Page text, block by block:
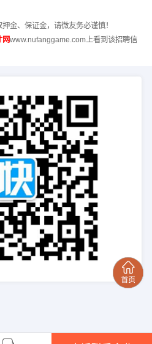
金、保证金，请微友务必谨慎！
网www.nufanggame.com上看到该招聘信